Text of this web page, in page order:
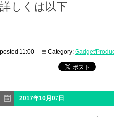
詳しくは以下
posted 11:00 | Category: Gadget/
2017年10月07日